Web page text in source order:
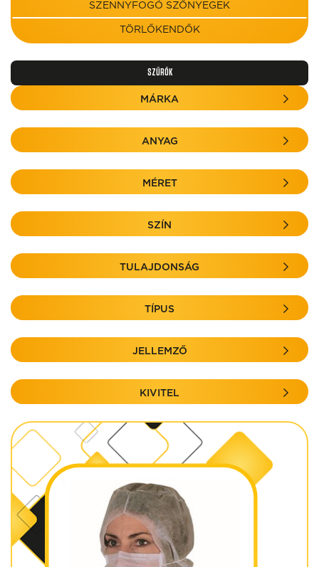
SZENNYFOGÓ SZŐNYEGEK
TÖRLŐKENDŐK
SZŰRŐK
MÁRKA
ANYAG
MÉRET
SZÍN
TULAJDONSÁG
TÍPUS
JELLEMZŐ
KIVITEL